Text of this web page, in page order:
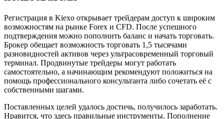
Регистрация в Kiexo открывает трейдерам доступ к широким
возможностям на рынке Forex и CFD. После успешного
подтверждения можно пополнить баланс и начать торговать.
Брокер обещает возможность торговать 1,5 тысячами
разновидностей активов через ультрасовременный торговый
терминал. Продвинутые трейдеры могут работать
самостоятельно, а начинающим рекомендуют положиться на
помощь профессионального консультанта либо сочетать её с
собственными шагами.
Поставленных целей удалось достичь, получилось заработать.
Нравится, что здесь правильные инструменты. Пополнение